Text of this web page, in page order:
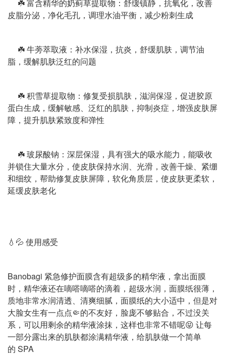
☘️ 富含精华的奶蓟草提取物：舒缓镇静，抗氧化，改善
皮脂分泌，净化毛孔，调理水油平衡，减少粉刺生成
☘️ 牛蒡萃取液：补水保湿，抗炎，舒缓肌肤，调节油
脂，缓解肌肤泛红的问题
☘️ 积雪草提取物：修复受损肌肤，滋润保湿，促进胶原
蛋白生成，缓解敏感、泛红的肌肤，抑制炎症，增强皮肤屏
障，提升肌肤紧致度和弹性
☘️ 玻尿酸钠：深层保湿，具有强大的吸水能力，能吸收
并锁住大量水分，使皮肤保持水润、光滑，改善干燥、紧绷
和细纹，帮助修复皮肤屏障，软化角质层，使皮肤更柔软，
延缓皮肤老化
💧💦 使用感受
Banobagi 紧急修护面膜含有超级多的精华液，拿出面膜
时，精华液还在嘀嗒嘀嗒的滴着，超级水润，面膜纸很薄，
质地非常水润清透、清爽细腻，面膜纸的大小适中，但是对
大脸女生有一点点🤏的不友好，脸庞不够贴合，不过没关
系，可以用剩余的精华液涂抹，这样也非常不错呢😝 让每
一部分露出来的肌肤都涂满精华液，给肌肤做一个简单
的 SPA